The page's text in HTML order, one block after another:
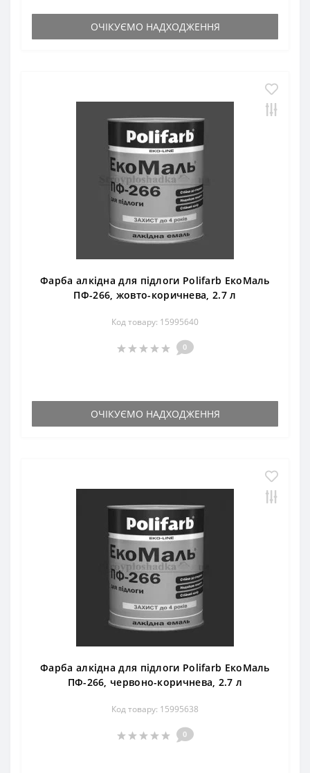
ОЧІКУЄМО НАДХОДЖЕННЯ
Фарба алкідна для підлоги Polifarb ЕкоМаль
ПФ-266, жовто-коричнева, 2.7 л
Код товару: 15995640
0
ОЧІКУЄМО НАДХОДЖЕННЯ
Фарба алкідна для підлоги Polifarb ЕкоМаль
ПФ-266, червоно-коричнева, 2.7 л
Код товару: 15995638
0